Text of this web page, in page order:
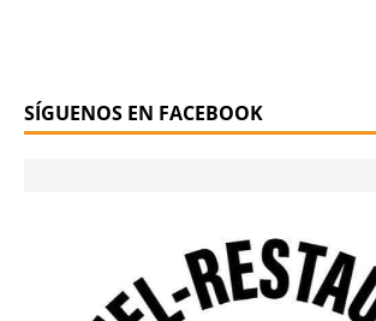
SÍGUENOS EN FACEBOOK